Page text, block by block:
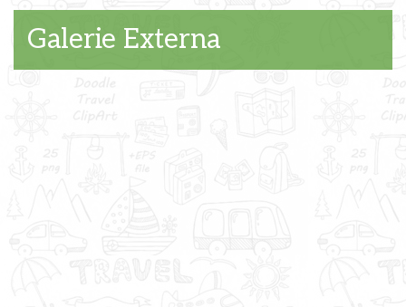
Galerie Externa